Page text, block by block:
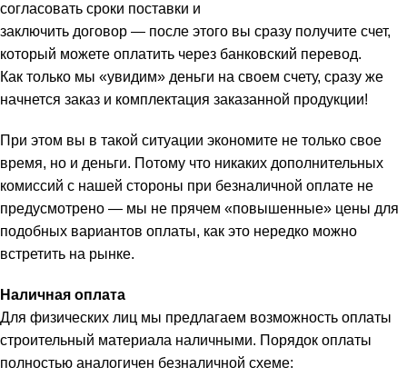
согласовать сроки поставки и
заключить договор — после этого вы сразу получите счет,
который можете оплатить через банковский перевод.
Как только мы «увидим» деньги на своем счету, сразу же
начнется заказ и комплектация заказанной продукции!
При этом вы в такой ситуации экономите не только свое
время, но и деньги. Потому что никаких дополнительных
комиссий с нашей стороны при безналичной оплате не
предусмотрено — мы не прячем «повышенные» цены для
подобных вариантов оплаты, как это нередко можно
встретить на рынке.
Наличная оплата
Для физических лиц мы предлагаем возможность оплаты
строительный материала наличными. Порядок оплаты
полностью аналогичен безналичной схеме: